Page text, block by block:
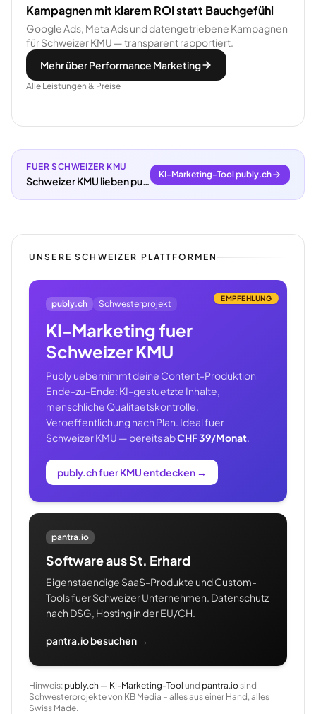
Kampagnen mit klarem ROI statt Bauchgefühl
Google Ads, Meta Ads und datengetriebene Kampagnen
für Schweizer KMU — transparent rapportiert.
Mehr über Performance Marketing
Alle Leistungen & Preise
FUER SCHWEIZER KMU
Schweizer KMU lieben publy.ch.
KI-Marketing-Tool publy.ch
UNSERE SCHWEIZER PLATTFORMEN
EMPFEHLUNG
publy.ch Schwesterprojekt
KI-Marketing fuer
Schweizer KMU
Publy uebernimmt deine Content-Produktion
Ende-zu-Ende: KI-gestuetzte Inhalte,
menschliche Qualitaetskontrolle,
Veroeffentlichung nach Plan. Ideal fuer
Schweizer KMU — bereits abCHF 39/Monat.
publy.ch fuer KMU entdecken →
pantra.io
Software aus St. Erhard
Eigenstaendige SaaS-Produkte und Custom-
Tools fuer Schweizer Unternehmen. Datenschutz
nach DSG, Hosting in der EU/CH.
pantra.io besuchen →
Hinweis: publy.ch — KI-Marketing-Tool und pantra.iosind
Schwesterprojekte von KB Media – alles aus einer Hand, alles
Swiss Made.